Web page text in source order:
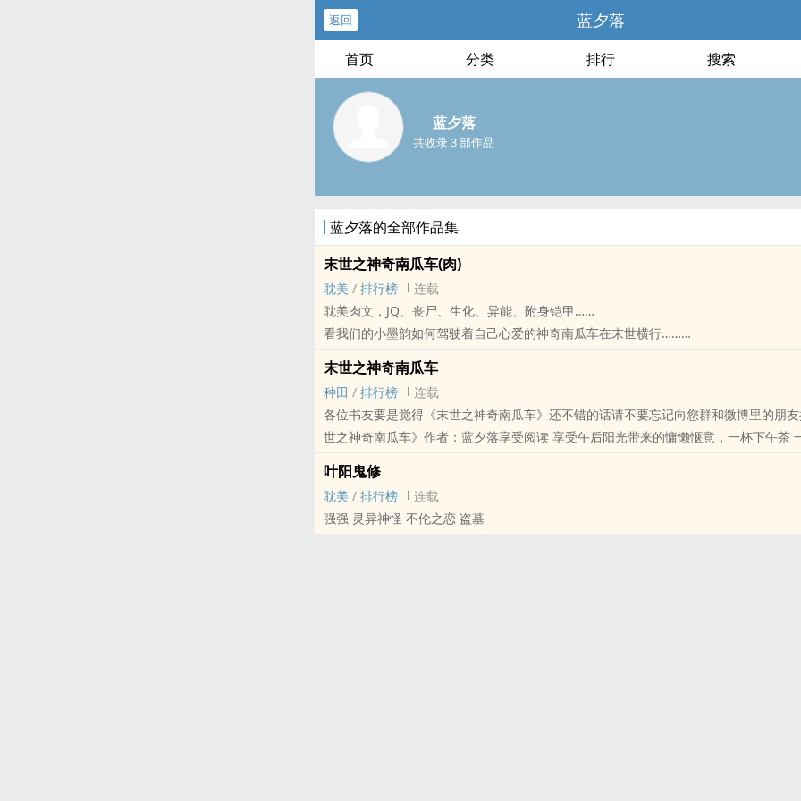
返回 蓝夕落
首页 分类 排行 搜索
蓝夕落
共收录 3 部作品
蓝夕落的全部作品集
末世之神奇南瓜车(肉)
耽美 / 排行榜
连载
耽美‎­​肉‍文‍，JQ、丧尸、生化、异能、附身铠甲……
看我们的小墨韵如何驾驶着自己心爱的神奇南瓜车在末世横行……
内容标签：强强 异能 情有独钟
搜索关键字：主角：墨韵 ┃ 配角：非渊 ┃ 其它：生化、丧尸、JQ遍地、伪父子
末世之神奇南瓜车
种田 / 排行榜
连载
各位书友要是觉得《末世之神奇南瓜车》还不错的话请不要忘记向您群和微博里的朋
世之神奇南瓜车》作者：蓝夕落享受阅读 享受午后阳光带来的慵懒惬意，一杯下午茶
站 希望您点击分享 把心情分享给大家吧！
叶阳鬼修
耽美 / 排行榜
连载
强强 灵异神怪 不伦之恋 盗墓